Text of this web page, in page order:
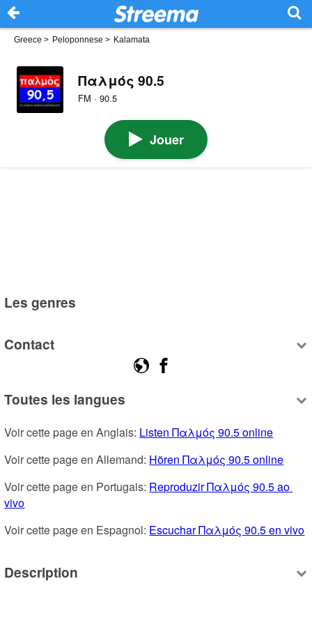
Greece > Peloponnese > Kalamata
Παλμός 90.5
FM · 90.5
Jouer
Les genres
Contact
Toutes les langues
Voir cette page en Anglais: Listen Παλμός 90.5 online
Voir cette page en Allemand: Hören Παλμός 90.5 online
Voir cette page en Portugais: Reproduzir Παλμός 90.5 ao
vivo
Voir cette page en Espagnol: Escuchar Παλμός 90.5 en vivo
Description